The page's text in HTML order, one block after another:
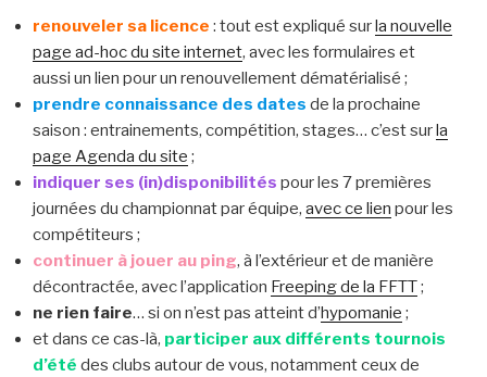
renouveler sa licence : tout est expliqué surla nouvelle
page ad-hoc du site internet, avec les formulaires et
aussi un lien pour un renouvellement dématérialisé ;
prendre connaissance des dates de la prochaine
saison : entrainements, compétition, stages… c’est surla
page Agenda du site ;
indiquer ses (in)disponibilités pour les 7 premières
journées du championnat par équipe, avec ce lien pour les
compétiteurs ;
continuer à jouer au ping, à l’extérieur et de manière
décontractée, avec l’application Freeping de la FFTT;
ne rien faire… si on n’est pas atteint d’hypomanie ;
et dans ce cas-là, participer aux différents tournois
d’été des clubs autour de vous, notamment ceux de